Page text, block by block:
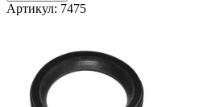
Артикул: 7475